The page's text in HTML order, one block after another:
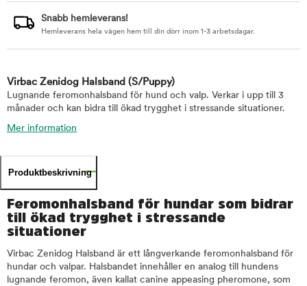
Snabb hemleverans!
Hemleverans hela vägen hem till din dörr inom 1-3 arbetsdagar.
Virbac Zenidog Halsband (S/Puppy)
Lugnande feromonhalsband för hund och valp. Verkar i upp till 3
månader och kan bidra till ökad trygghet i stressande situationer.
Mer information
Produktbeskrivning
Feromonhalsband för hundar som bidrar
till ökad trygghet i stressande
situationer
Virbac Zenidog Halsband är ett långverkande feromonhalsband för
hundar och valpar. Halsbandet innehåller en analog till hundens
lugnande feromon, även kallat canine appeasing pheromone, som